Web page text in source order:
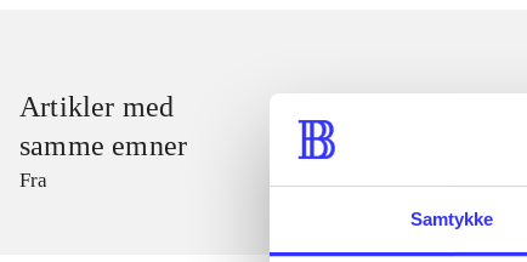
Samtykke
Artikler med
samme emner
Fra